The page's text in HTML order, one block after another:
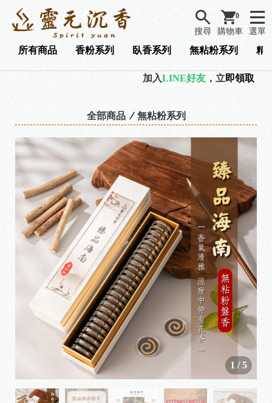
0
購物車
搜尋 選單
所有商品 香粉系列 臥香系列 無粘粉系列 精
加入LINE好友，立 即領取『 9
全部商品 無粘粉系列
1 /5